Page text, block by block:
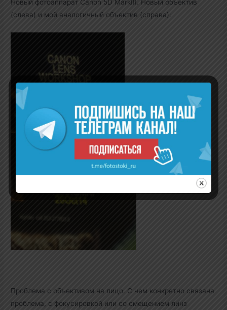
Новый фотоаппарат Canon 5D MarkIII. Новый объектив
(слева) и мой аналогичный объектив (справа):
Проблема с объективом на лицо. С чем конкретно связана
проблема, с фокусировкой или со смещением линз